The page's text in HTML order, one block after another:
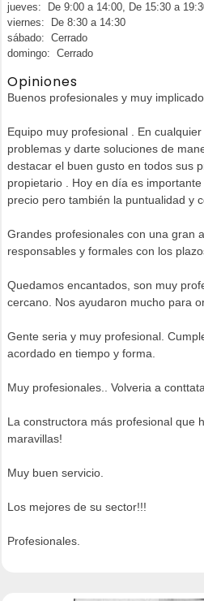
jueves: De 9:00 a 14:00, De 15:30 a
viernes: De 8:30 a 14:30
sábado: Cerrado
domingo: Cerrado
Opiniones
Buenos profesionales y muy
Equipo muy profesional . En
problemas y darte soluciones de
destacar el buen gusto en todos sus
propietario . Hoy en día es
precio pero también la puntualidad y
Grandes profesionales con una gran
responsables y formales con los
Quedamos encantados, son muy
cercano. Nos ayudaron mucho para
Gente seria y muy profesional.
acordado en tiempo y forma.
Muy profesionales.. Volveria a
La constructora más profesional que
maravillas!
Muy buen servicio.
Los mejores de su sector!!!
Profesionales.